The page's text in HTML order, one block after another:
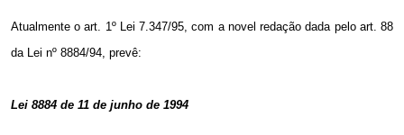
Atualmente o art. 1º Lei 7.347/95, com a novel redação dada pelo art. 88
da Lei nº 8884/94, prevê:
Lei 8884 de 11 de junho de 1994